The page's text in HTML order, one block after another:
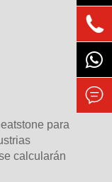
para
calcularán

